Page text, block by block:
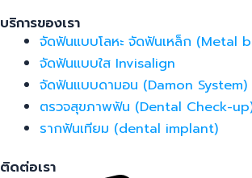
บริการของเรา
จัดฟันแบบโลหะ จัดฟันเหล็ก (Metal
จัดฟันแบบใส Invisalign
จัดฟันแบบดามอน (Damon System)
ตรวจสุขภาพฟัน (Dental Check-
รากฟันเทียม (dental implant)
ติดต่อเรา